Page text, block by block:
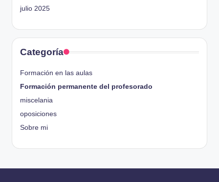
julio 2025
Categoría
Formación en las aulas
Formación permanente del profesorado
miscelania
oposiciones
Sobre mi